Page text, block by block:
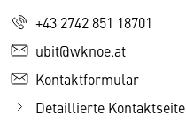
+43 2742 851 18701
ubit@wknoe.at
Kontaktformular
Detaillierte Kontaktseite